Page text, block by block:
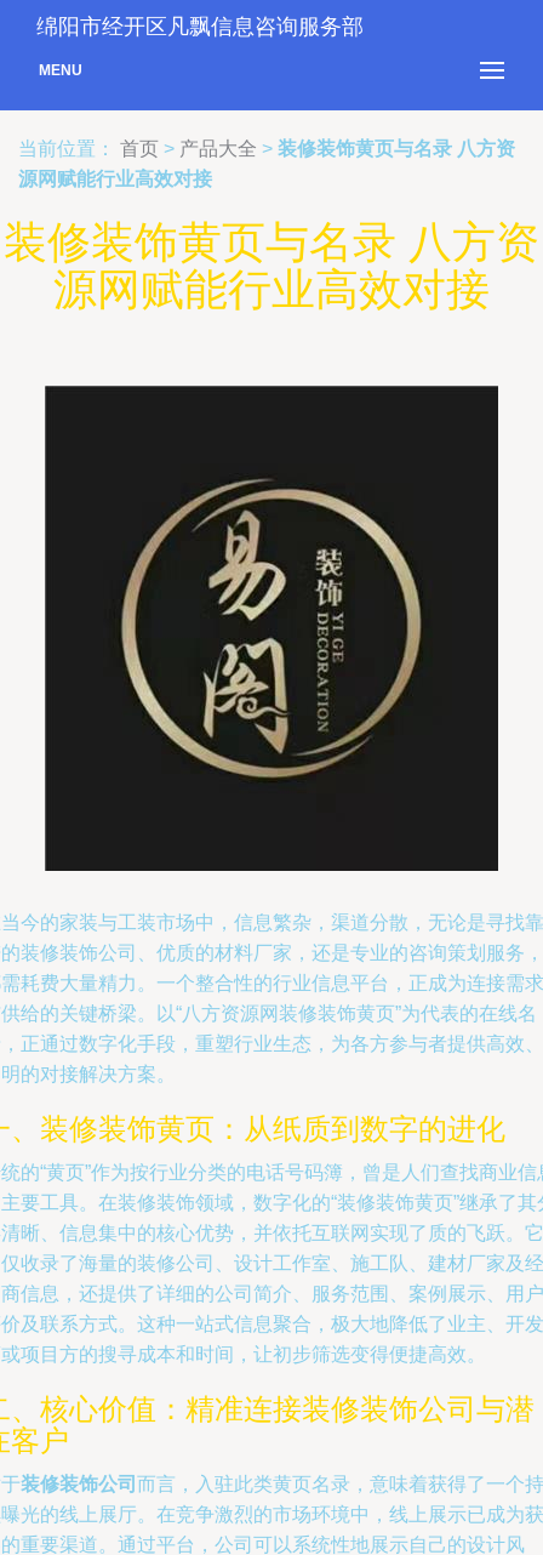
绵阳市经开区凡飘信息咨询服务部
MENU
当前位置： 首页 > 产品大全 > 装修装饰黄页与名录 八方资
源网赋能行业高效对接
装修装饰黄页与名录 八方资
源网赋能行业高效对接
今的家装与工装市场中，信息繁杂，渠道分散，无论是寻找靠
装修装饰公司、优质的材料厂家，还是专业的咨询策划服务，
耗费大量精力。一个整合性的行业信息平台，正成为连接需求
给的关键桥梁。以“八方资源网装修装饰黄页”为代表的在线名
正通过数字化手段，重塑行业生态，为各方参与者提供高效、
的对接解决方案。
、装修装饰黄页：从纸质到数字的进化
的“黄页”作为按行业分类的电话号码簿，曾是人们查找商业信
要工具。在装修装饰领域，数字化的“装修装饰黄页”继承了其
晰、信息集中的核心优势，并依托互联网实现了质的飞跃。它
收录了海量的装修公司、设计工作室、施工队、建材厂家及经
信息，还提供了详细的公司简介、服务范围、案例展示、用户
及联系方式。这种一站式信息聚合，极大地降低了业主、开发
项目方的搜寻成本和时间，让初步筛选变得便捷高效。
、核心价值：精准连接装修装饰公司与潜
客户
装修装饰公司 而言，入驻此类黄页名录，意味着获得了一个持
光的线上展厅。在竞争激烈的市场环境中，线上展示已成为获
重要渠道。通过平台，公司可以系统性地展示自己的设计风